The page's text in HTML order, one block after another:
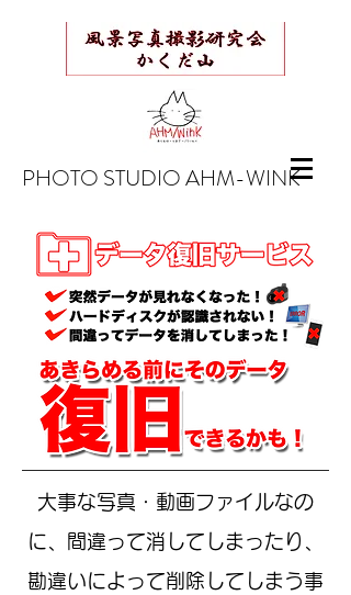
​PHOTO STUDIO AHM-WINK
大事な写真・動画ファイルなの
に、間違って消してしまったり、
勘違いによって削除してしまう事